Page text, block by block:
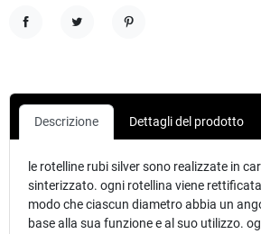
Descrizione Dettagli del prodotto
le rotelline rubi silver sono realizzate in
sinterizzato. ogni rotellina viene
modo che ciascun diametro abbia un
base alla sua funzione e al suo utilizzo.